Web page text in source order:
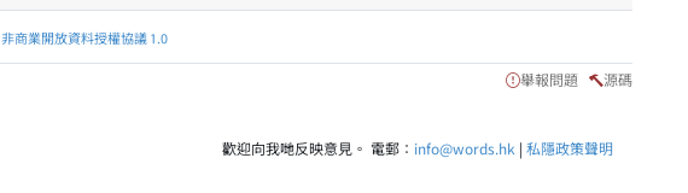
非商業開放資料授權協議 1.0
舉報問題 源碼
歡迎向我哋反映意見。 電郵： info@words.hk | 私隱政策聲明